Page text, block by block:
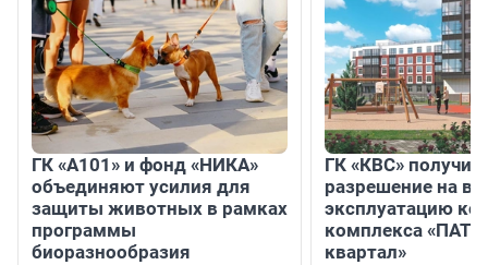
ГК «А101» и фонд «НИКА»
объединяют усилия для
защиты животных в рамках
программы
биоразнообразия
ГК «КВС»
разрешение на
эксплуатацию
комплекса
квартал»